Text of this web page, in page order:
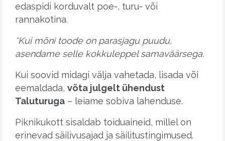
edaspidi korduvalt poe-, turu- või
rannakotina.
*Kui mõni toode on parasjagu puudu,
asendame selle kokkuleppel samaväärsega.
Kui soovid midagi välja vahetada, lisada või
eemaldada, võta julgelt ühendust
Taluturuga – leiame sobiva lahenduse.
Piknikukott sisaldab toiduaineid, millel on
erinevad säilivusajad ja säilitustingimused.